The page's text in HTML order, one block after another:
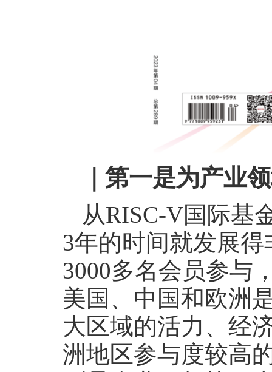
｜第一是为产业
从RISC-V国际基
3年的时间就发展
3000多名会员参与
美国、中国和欧洲
大区域的活力、经
洲地区参与度较高